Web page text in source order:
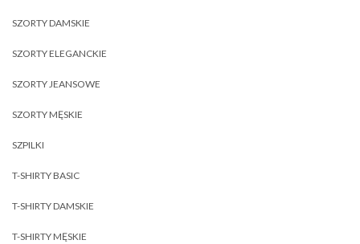
SZORTY DAMSKIE
SZORTY ELEGANCKIE
SZORTY JEANSOWE
SZORTY MĘSKIE
SZPILKI
T-SHIRTY BASIC
T-SHIRTY DAMSKIE
T-SHIRTY MĘSKIE